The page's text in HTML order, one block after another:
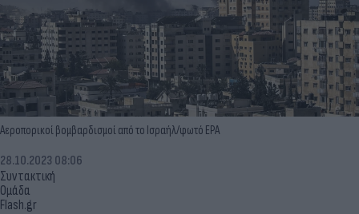
Αεροπορικοί βομβαρδισμοί από το Ισραήλ/φωτό EPA
Συντακτική
Ομάδα
Flash.gr
28.10.2023 08:06